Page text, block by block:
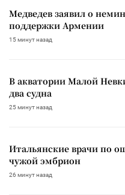
Медведев заявил о
поддержки Армении
15 минут назад
В акватории Малой
два судна
25 минут назад
Итальянские врачи по
чужой эмбрион
26 минут назад